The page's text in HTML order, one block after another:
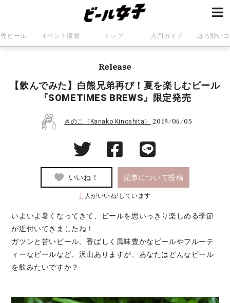
ビール イベント情報 トップ 入門ガイド ほろ酔い
Release
【飲んでみた】白熊兄弟再び！夏を楽しむビール
『SOMETIMES BREWS』限定発売
きのこ（Kanako Kinoshita） 2019/06/05
いいね！ 記事について投稿
1 人がいいね!しています
いよいよ暑くなってきて、ビールを思いっきり楽しめる季節
が近付いてきましたね！
ガツンと苦いビール、香ばしく風味豊かなビールやフルーテ
ィーなビールなど、沢山ありますが、あなたはどんなビール
を飲みたいですか？